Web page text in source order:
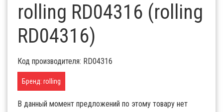
rolling RD04316 (rolling
RD04316)
Код производителя: RD04316
Бренд: rolling
В данный момент предложений по этому товару нет